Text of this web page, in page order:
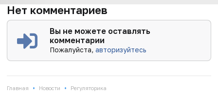
Нет комментариев
Вы не можете оставлять
комментарии
Пожалуйста,авторизуйтесь
Главная • Новости • Регуляторика